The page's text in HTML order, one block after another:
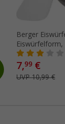
Berger
Eiswürfelform,
und Eisschaufel
7,99 €
UVP 10,99 €